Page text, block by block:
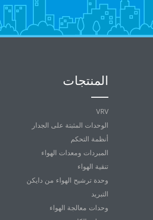
المنتجات
VRV
الوحدات المثبتة على الجدار
أنظمة التحكم
المبردات ومعدات الهواء
تنقية الهواء
وحدة ترشيح الهواء من دايكن
التبريد
وحدات معالجة الهواء